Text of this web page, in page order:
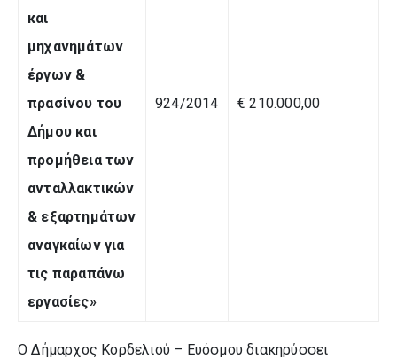
και
μηχανημάτων
έργων &
πρασίνου του
Δήμου και
προμήθεια των
ανταλλακτικών
& εξαρτημάτων
αναγκαίων για
τις παραπάνω
εργασίες»
924/2014 € 210.000,00
Ο Δήμαρχος Κορδελιού – Ευόσμου διακηρύσσει